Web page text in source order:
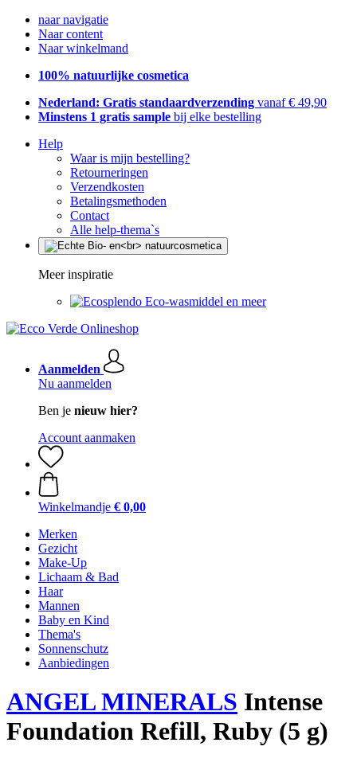
naar navigatie
Naar content
Naar winkelmand
100% natuurlijke cosmetica
Nederland: Gratis standaardverzending vanaf € 49,90
Minstens 1 gratis sample bij elke bestelling
Help
Waar is mijn bestelling?
Retourneringen
Verzendkosten
Betalingsmethoden
Contact
Alle help-thema`s
Meer inspiratie
Eco-wasmiddel en meer
Aanmelden
Nu aanmelden
Ben je nieuw hier?
Account aanmaken
Winkelmandje € 0,00
Merken
Gezicht
Make-Up
Lichaam & Bad
Haar
Mannen
Baby en Kind
Thema's
Sonnenschutz
Aanbiedingen
ANGEL MINERALS Intense
Foundation Refill, Ruby (5 g)